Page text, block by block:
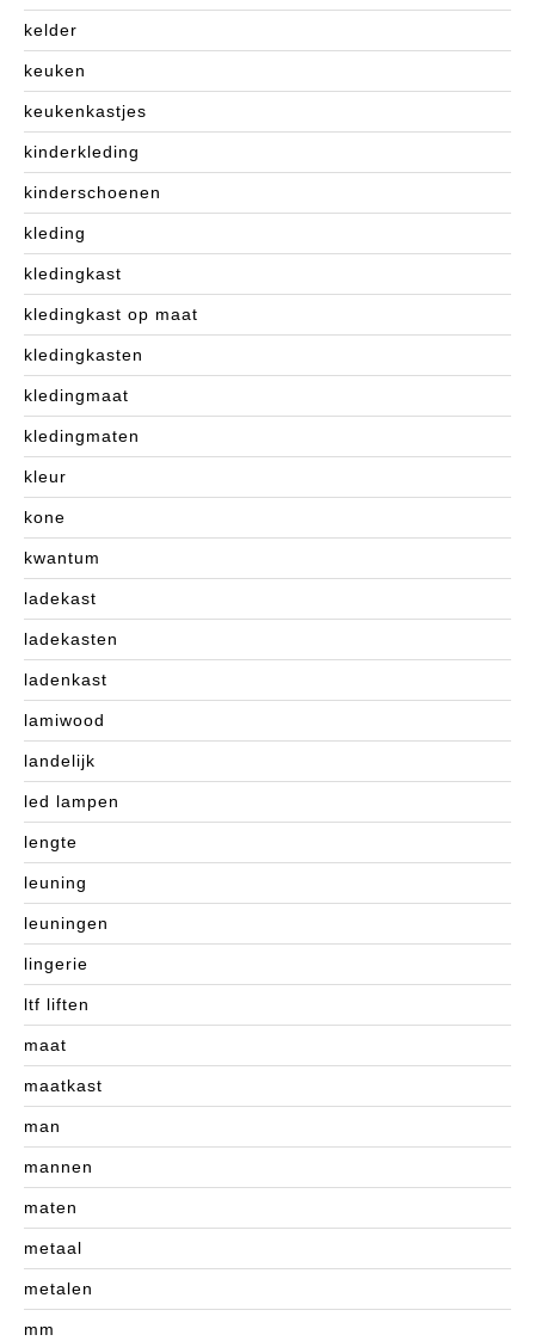
kelder
keuken
keukenkastjes
kinderkleding
kinderschoenen
kleding
kledingkast
kledingkast op maat
kledingkasten
kledingmaat
kledingmaten
kleur
kone
kwantum
ladekast
ladekasten
ladenkast
lamiwood
landelijk
led lampen
lengte
leuning
leuningen
lingerie
ltf liften
maat
maatkast
man
mannen
maten
metaal
metalen
mm